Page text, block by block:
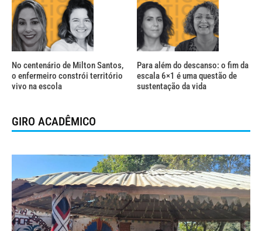
No centenário de Milton Santos,
o enfermeiro constrói território
vivo na escola
Para além do descanso: o fim da
escala 6×1 é uma questão de
sustentação da vida
GIRO ACADÊMICO